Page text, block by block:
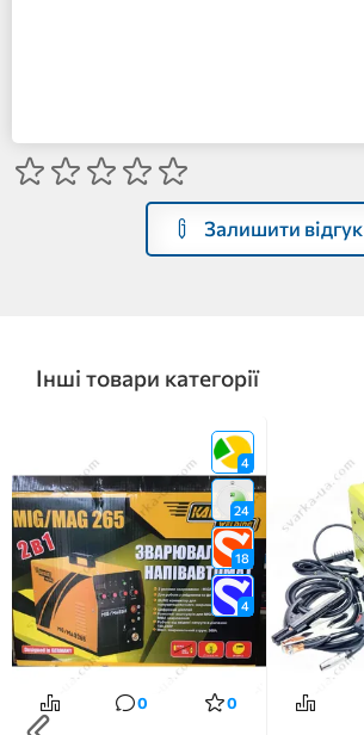
Залишити відгук
Інші товари категорії
4
24
18
4
0 0